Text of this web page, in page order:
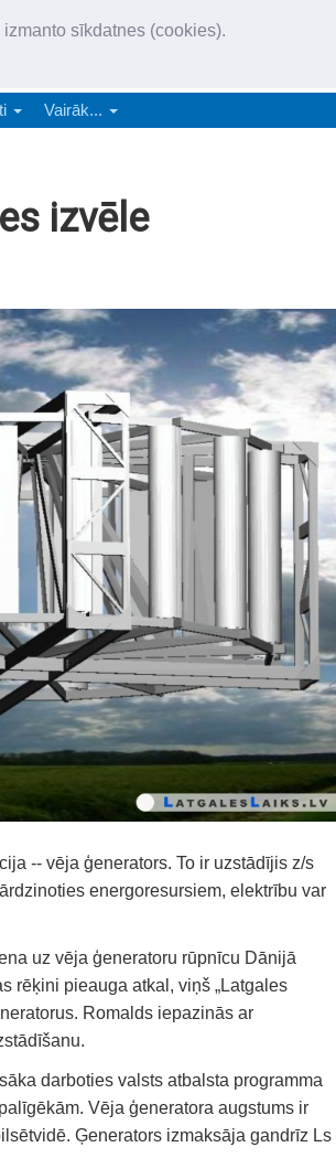
sīkdatnes (cookies).
Laiks” latviešu valodā aptver Daugavpils valstspilsētu,
Vairāk...
izvēle
-- vēja ģenerators. To ir uzstādījis z/s
energoresursiem, elektrību var
uz vēja ģeneratoru rūpnīcu Dānijā
rēķini pieauga atkal, viņš „Latgales
Romalds iepazinās ar
darboties valsts atbalsta programma
Vēja ģeneratora augstums ir
Ģenerators izmaksāja gandrīz Ls